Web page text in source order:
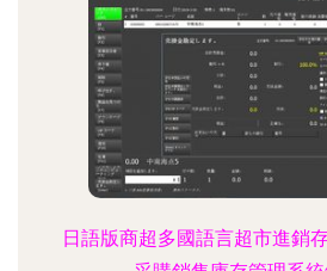
日語版商超多國語言超市進銷